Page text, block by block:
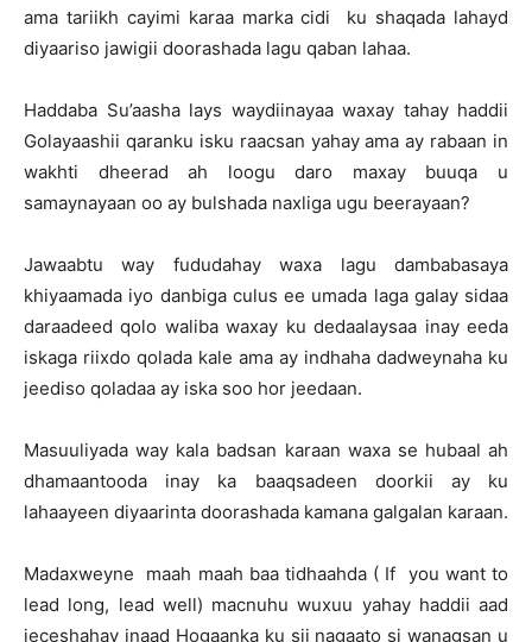
ama tariikh cayimi karaa marka cidi ku shaqada lahayd
diyaariso jawigii doorashada lagu qaban lahaa.
Haddaba Su’aasha lays waydiinayaa waxay tahay haddii
Golayaashii qaranku isku raacsan yahay ama ay rabaan in
wakhti dheerad ah loogu daro maxay buuqa u
samaynayaan oo ay bulshada naxliga ugu beerayaan?
Jawaabtu way fududahay waxa lagu dambabasaya
khiyaamada iyo danbiga culus ee umada laga galay sidaa
daraadeed qolo waliba waxay ku dedaalaysaa inay eeda
iskaga riixdo qolada kale ama ay indhaha dadweynaha ku
jeediso qoladaa ay iska soo hor jeedaan.
Masuuliyada way kala badsan karaan waxa se hubaal ah
dhamaantooda inay ka baaqsadeen doorkii ay ku
lahaayeen diyaarinta doorashada kamana galgalan karaan.
Madaxweyne maah maah baa tidhaahda ( If you want to
lead long, lead well) macnuhu wuxuu yahay haddii aad
jeceshahay inaad Hogaanka ku sii nagaato si wanagsan u